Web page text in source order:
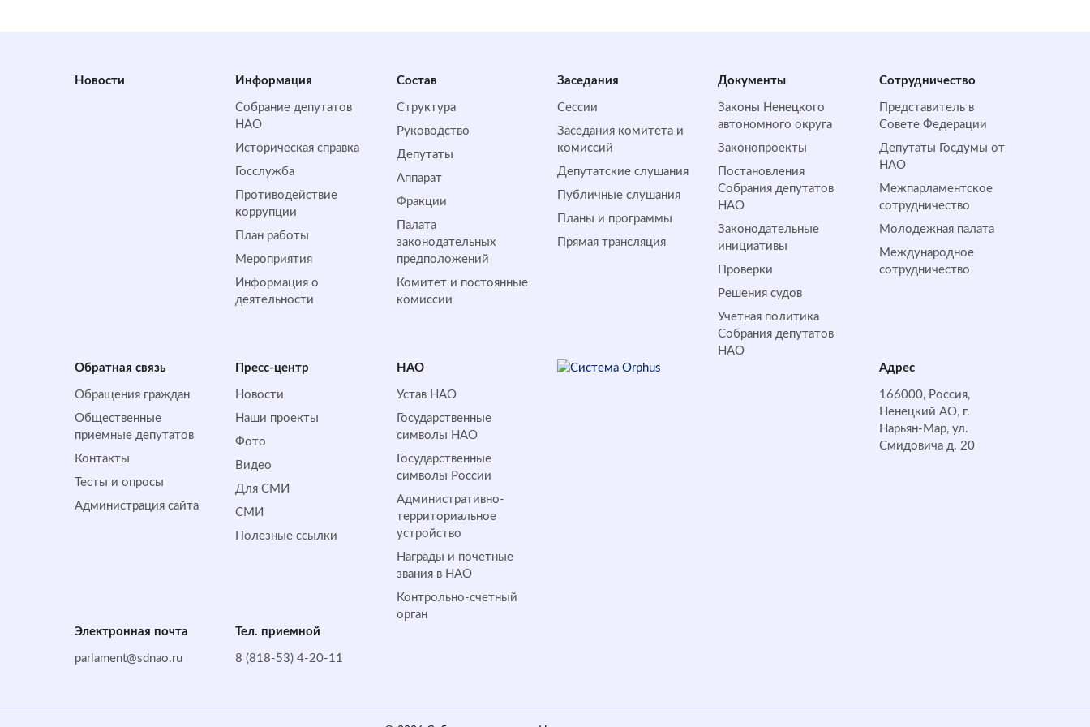
Новости Информация
Собрание депутатов
НАО
Историческая справка
Госслужба
Противодействие
коррупции
План работы
Мероприятия
Информация о
деятельности
Состав
Структура
Руководство
Депутаты
Аппарат
Фракции
Палата
законодательных
предположений
Комитет и постоянные
комиссии
Заседания
Сессии
Заседания комитета и
комиссий
Депутатские слушания
Публичные слушания
Планы и программы
Прямая трансляция
Документы
Законы Ненецкого
автономного округа
Законопроекты
Постановления
Собрания депутатов
НАО
Законодательные
инициативы
Проверки
Решения судов
Учетная политика
Собрания депутатов
НАО
Сотрудничество
Представитель в
Совете Федерации
Депутаты Госдумы от
НАО
Межпарламентское
сотрудничество
Молодежная палата
Международное
сотрудничество
Обратная cвязь
Обращения граждан
Общественные
приемные депутатов
Контакты
Тесты и опросы
Администрация сайта
Пресс-центр
Новости
Наши проекты
Фото
Видео
Для СМИ
СМИ
Полезные ссылки
НАО
Устав НАО
Государственные
символы НАО
Государственные
символы России
Административно-
территориальное
устройство
Награды и почетные
звания в НАО
Контрольно-счетный
орган
Адрес
166000, Россия,
Ненецкий АО, г.
Нарьян-Мар, ул.
Смидовича д. 20
Электронная почта
parlament@sdnao.ru
Тел. приемной
8 (818-53) 4-20-11